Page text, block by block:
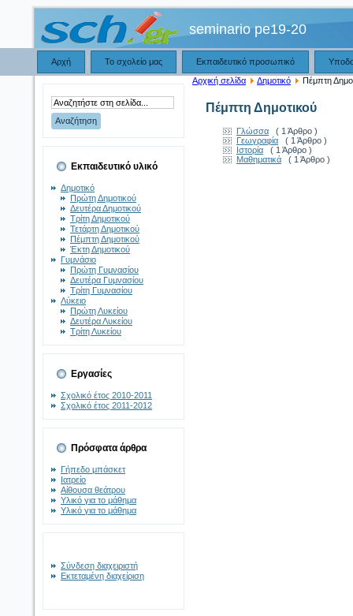
seminario pe19-20
Αρχή Το σχολείο μας Εκπαιδευτικό προσωπικό
Εκπαιδευτικό υλικό
Δημοτικό
Πρώτη Δημοτικού
Δευτέρα Δημοτικού
Τρίτη Δημοτικού
Τετάρτη Δημοτικού
Πέμπτη Δημοτικού
Έκτη Δημοτικού
Γυμνάσιο
Πρώτη Γυμνασίου
Δευτέρα Γυμνασίου
Τρίτη Γυμνασίου
Λύκειο
Πρώτη Λυκείου
Δευτέρα Λυκείου
Τρίτη Λυκείου
Εργασίες
Σχολικό έτος 2010-2011
Σχολικό έτος 2011-2012
Πρόσφατα άρθρα
Γήπεδο μπάσκετ
Ιατρείο
Αίθουσα θεάτρου
Υλικό για το μάθημα
Υλικό για το μάθημα
Σύνδεση διαχειριστή
Εκτεταμένη διαχείριση
Αρχική σελίδα Δημοτικό Πέμπτη
Πέμπτη Δημοτικού
Γλώσσα
( 1 Άρθρο )
Γεωγραφία
( 1 Άρθρο )
Ιστορία
( 1 Άρθρο )
Μαθηματικά
( 1 Άρθρο )